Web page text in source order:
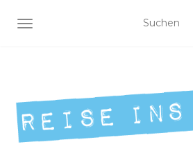
NAVIGATION UMSCHALTEN